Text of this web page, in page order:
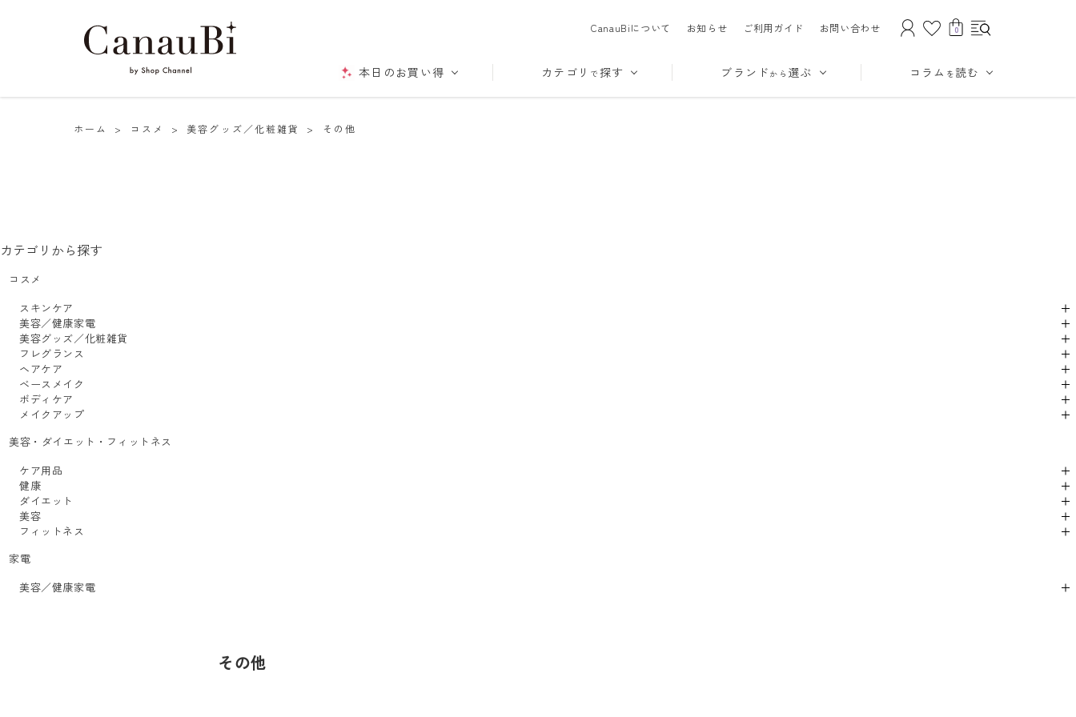
CanauBiについて お知らせ ご利用ガイド お問い合わせ 0
本日のお買い得 カテゴリ で探す ブランド から 選ぶ コラム を読む
ホーム > コスメ > 美容グッズ／化粧雑貨 > その他
カテゴリから探す
コスメ
スキンケア
美容／健康家電
美容グッズ／化粧雑貨
フレグランス
ヘアケア
ベースメイク
ボディケア
メイクアップ
美容・ダイエット・フィットネス
ケア用品
健康
ダイエット
美容
フィットネス
家電
美容／健康家電
その他